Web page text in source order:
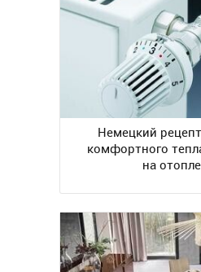
Немецкий
комфортного
на